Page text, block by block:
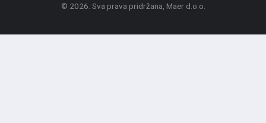
© 2026. Sva prava pridržana, Maer d.o.o.